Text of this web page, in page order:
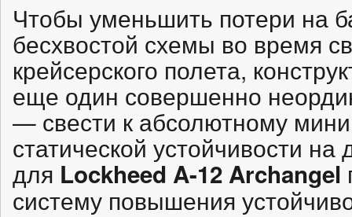
Чтобы уменьшить потери на
бесхвостой схемы во время
крейсерского полета,
еще один совершенно
— свести к абсолютному
статической устойчивости на
для Lockheed A-12 Archangel
систему повышения